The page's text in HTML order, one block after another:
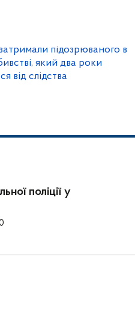
підозрюваного в
який два роки
від слідства
поліції у